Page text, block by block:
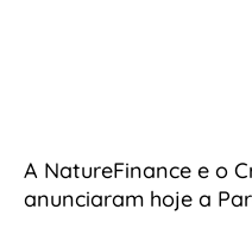
A NatureFinance e o
anunciaram hoje a